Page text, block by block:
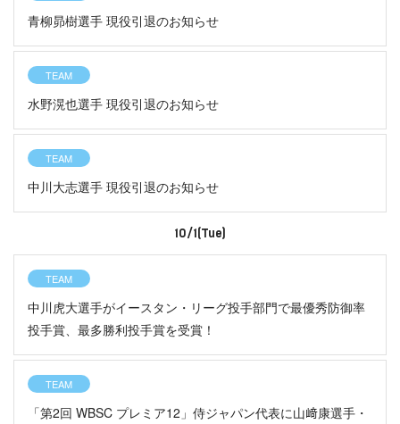
青柳昴樹選手 現役引退のお知らせ
TEAM
水野滉也選手 現役引退のお知らせ
TEAM
中川大志選手 現役引退のお知らせ
10/1(Tue)
TEAM
中川虎大選手がイースタン・リーグ投手部門で最優秀防御率
投手賞、最多勝利投手賞を受賞！
TEAM
「第2回 WBSC プレミア12」侍ジャパン代表に山﨑康選手・